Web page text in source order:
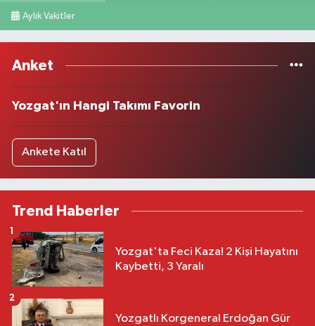
Aylık Vakitler
Anket
Yozgat'ın Hangi Takımı Favorin
Ankete Katıl
Trend Haberler
Yozgat'ta Feci Kaza! 2 Kişi Hayatını
Kaybetti, 3 Yaralı
1
Yozgatlı Korgeneral Erdoğan Gür
2